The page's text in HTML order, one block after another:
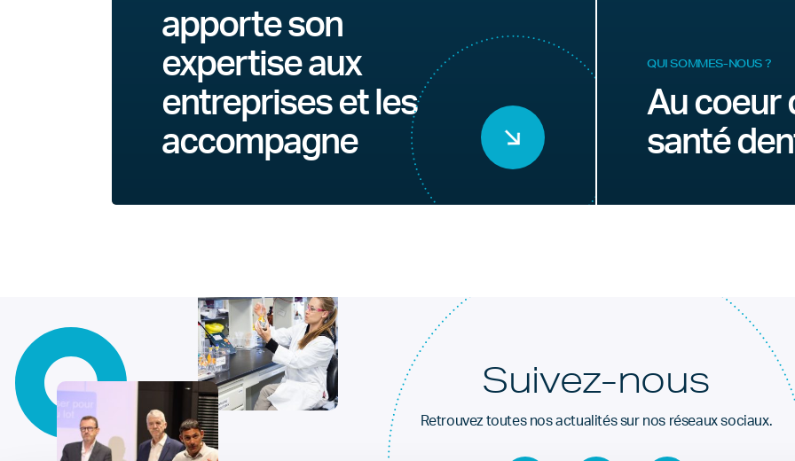
apporte son
expertise aux
entreprises et les
accompagne
QUI SOMMES-NOUS ?
Au coeur
santé
Suivez-nous
Retrouvez toutes nos actualités sur nos réseaux sociaux.